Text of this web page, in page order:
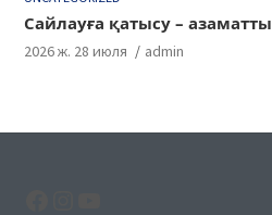
Сайлауға қатысу –
2026 ж. 28 июля admin